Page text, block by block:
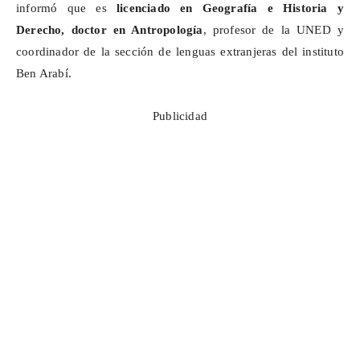
informó que es licenciado en Geografía e Historia y
Derecho, doctor en Antropología, profesor de la UNED y
coordinador de la sección de lenguas extranjeras del instituto
Ben Arabí.
Publicidad